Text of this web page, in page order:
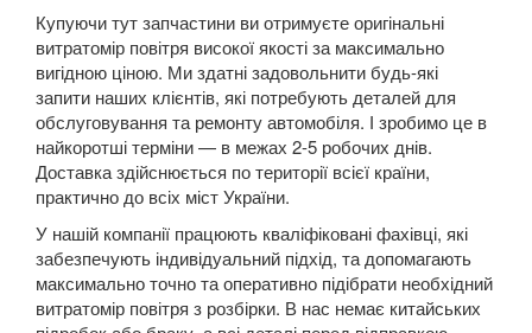
Mondeo Mk5
Mustang V
Mustang VI (S550)
Mustang Mach-E
S-Max Mk1 (CA1)
S-Max Mk2
Купуючи тут запчастини ви отримуєте оригінальні
витратомір повітря високої якості за максимально
вигідною ціною. Ми здатні задовольнити будь-які
запити наших клієнтів, які потребують деталей для
обслуговування та ремонту автомобіля. І зробимо це в
найкоротші терміни — в межах 2-5 робочих днів.
Доставка здійснюється по території всієї країни,
практично до всіх міст України.
У нашій компанії працюють кваліфіковані фахівці, які
забезпечують індивідуальний підхід, та допомагають
максимально точно та оперативно підібрати необхідний
витратомір повітря з розбірки. В нас немає китайських